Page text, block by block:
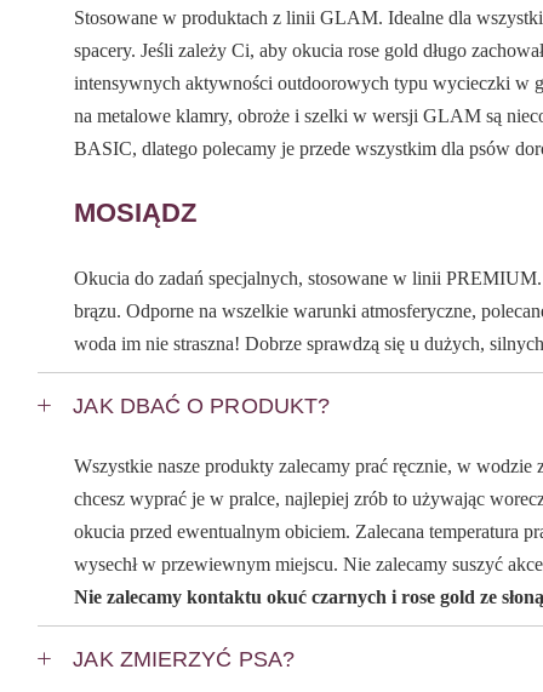
Stosowane w produktach z linii GLAM. Idealne dla
spacery. Jeśli zależy Ci, aby okucia rose gold długo
intensywnych aktywności outdoorowych typu wycieczki w
na metalowe klamry, obroże i szelki w wersji GLAM są
BASIC, dlatego polecamy je przede wszystkim dla psów
MOSIĄDZ
Okucia do zadań specjalnych, stosowane w linii
brązu. Odporne na wszelkie warunki atmosferyczne,
woda im nie straszna! Dobrze sprawdzą się u dużych,
JAK DBAĆ O PRODUKT?
Wszystkie nasze produkty zalecamy prać ręcznie, w wodzie
chcesz wyprać je w pralce, najlepiej zrób to używając
okucia przed ewentualnym obiciem. Zalecana temperatura
wysechł w przewiewnym miejscu. Nie zalecamy suszyć
Nie zalecamy kontaktu okuć czarnych i rose gold ze
JAK ZMIERZYĆ PSA?